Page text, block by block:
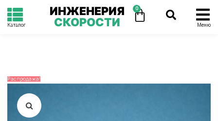
Каталог
ИНЖЕНЕРИЯ
СКОРОСТИ
0
Меню
Распродажа!